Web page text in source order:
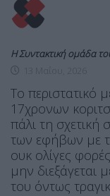
Η Συντακτική ομάδα
To περιστατικό
17χρονων
πάλι τη σχετική
των εφήβων με
ουκ ολίγες
μην διεξάγεται
του όντως